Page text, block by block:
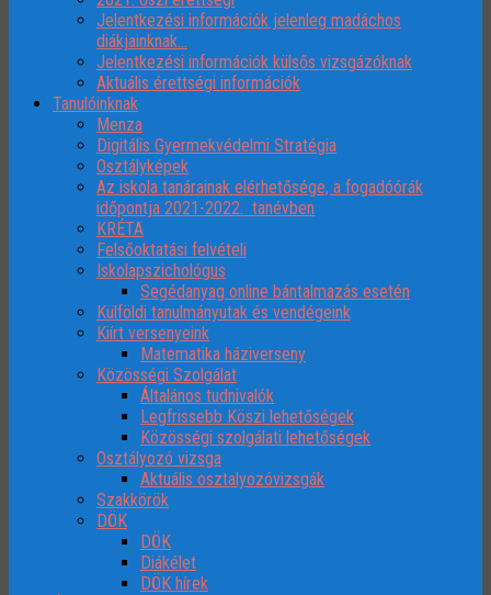
Jelentkezési információk jelenleg madáchos
diákjainknak…
Jelentkezési információk külsős vizsgázóknak
Aktuális érettségi információk
Tanulóinknak
Menza
Digitális Gyermekvédelmi Stratégia
Osztályképek
Az iskola tanárainak elérhetősége, a fogadóórák
időpontja 2021-2022. tanévben
KRÉTA
Felsőoktatási felvételi
Iskolapszichológus
Segédanyag online bántalmazás esetén
Külföldi tanulmányutak és vendégeink
Kiírt versenyeink
Matematika háziverseny
Közösségi Szolgálat
Általános tudnivalók
Legfrissebb Köszi lehetőségek
Közösségi szolgálati lehetőségek
Osztályozó vizsga
Aktuális osztalyozóvizsgák
Szakkörök
DÖK
DÖK
Diákélet
DÖK hírek